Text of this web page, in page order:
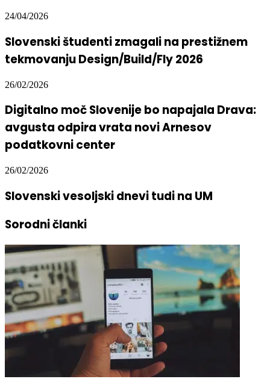
24/04/2026
Slovenski študenti zmagali na prestižnem
tekmovanju Design/Build/Fly 2026
26/02/2026
Digitalno moč Slovenije bo napajala Drava:
avgusta odpira vrata novi Arnesov
podatkovni center
26/02/2026
Slovenski vesoljski dnevi tudi na UM
Sorodni članki